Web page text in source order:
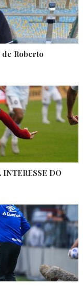
Roberto
DO